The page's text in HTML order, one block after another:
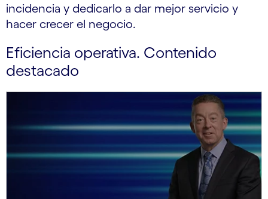
incidencia y dedicarlo a dar mejor servicio y
hacer crecer el negocio.
Eficiencia operativa. Contenido
destacado